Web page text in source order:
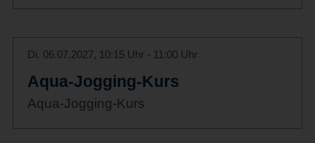
Di. 06.07.2027, 10:15 Uhr - 11:00 Uhr
Aqua-Jogging-Kurs
Aqua-Jogging-Kurs